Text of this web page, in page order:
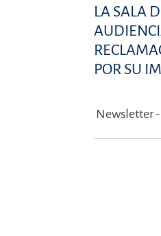
LA SALA
POR SU
Newsletter